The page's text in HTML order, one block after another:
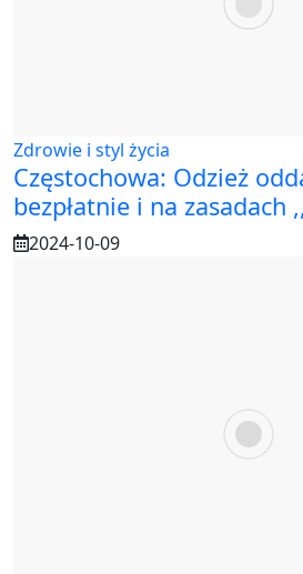
Zdrowie i styl życia
Częstochowa: Odzież
bezpłatnie i na zasadach
2024-10-09